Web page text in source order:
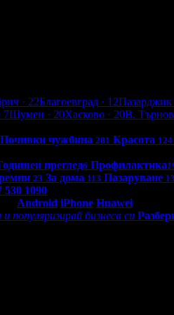
· 22Благоевград · 12Пазарджик
7Шумен · 20Хасково · 20В.
Почивки чужбина 281 Красота 124
преглед6 Профилактика
23 За дома 113 Пазаруване
530 1090
Android iPhone Huawei
популяризирай бизнеса си